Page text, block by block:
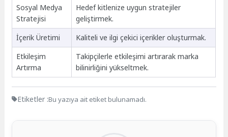
Sosyal Medya
Stratejisi
Hedef kitlenize uygun stratejiler
geliştirmek.
İçerik Üretimi
Kaliteli ve ilgi çekici içerikler oluşturmak.
Etkileşim
Artırma
Takipçilerle etkileşimi artırarak marka
bilinirliğini yükseltmek.
Etiketler :Bu yazıya ait etiket bulunamadı.